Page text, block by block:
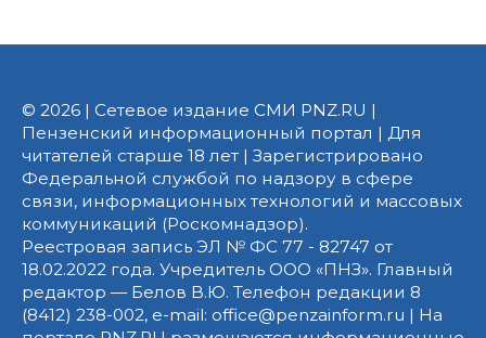
© 2026 | Сетевое издание СМИ PNZ.RU |
Пензенский информационный портал | Для
читателей старше 18 лет | Зарегистрировано
Федеральной службой по надзору в сфере
связи, информационных технологий и массовых
коммуникаций (Роскомнадзор).
Реестровая запись ЭЛ № ФС 77 - 82747 от
18.02.2022 года. Учредитель ООО «ПНЗ». Главный
редактор — Белов В.Ю. Телефон редакции 8
(8412) 238-002, e-mail: office@penzainform.ru | На